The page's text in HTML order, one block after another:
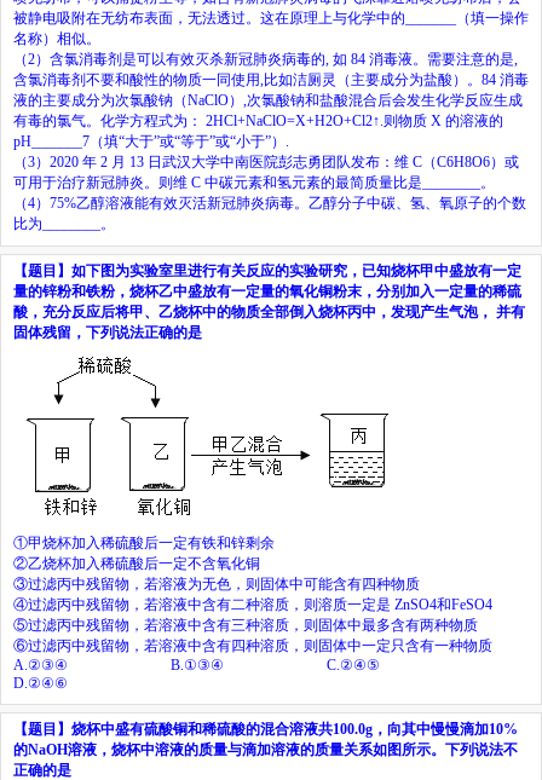
被静电吸附在无纺布表面，无法透过。这在原理上与化学中的
（填一操作
名称）相似。
（2）含氯消毒剂是可以有效灭杀新冠肺炎病毒的 如 84 消毒液。需要注意的是
含氯消毒剂不要和酸性的物质一同使用 比如洁厕灵（主要成分为盐酸）。 84 消毒
液的主要成分为次氯酸钠（NaClO）
次氯酸钠和盐酸混合后会发生化学反应生成
有毒的氯气。化学方程式为： 2HCl+NaClO=X+H2O+Cl2↑. 则物质 X 的溶液的
pH
7 （填“大于”或“等于”或“小于”）
（3） 2020 年 2 月 13 日武汉大学中南医院彭志勇团队发布：维 C （C6H8O6）或
可用于治疗新冠肺炎。则维 C 中碳元素和氢元素的最简质量比是
。
（4） 75%乙醇溶液能有效灭活新冠肺炎病毒。乙醇分子中碳、氢、氧原子的个数
比为
。
【题目】 如下图为实验室里进行有关反应的实验研究，已知烧杯甲中盛放有一定
量的锌粉和铁粉，烧杯乙中盛放有一定量的氧化铜粉末，分别加入一定量的稀硫
酸，充分反应后将甲、乙烧杯中的物质全部倒入烧杯丙中，发现产生气泡， 并有
固体残留，下列说法正确的是
①甲烧杯加入稀硫酸后一定有铁和锌剩余
②乙烧杯加入稀硫酸后一定不含氧化铜
③过滤丙中残留物，若溶液为无色，则固体中可能含有四种物质
④过滤丙中残留物，若溶液中含有二种溶质，则溶质一定是 ZnSO4和FeSO4
⑤过滤丙中残留物，若溶液中含有三种溶质，则固体中最多含有两种物质
⑥过滤丙中残留物，若溶液中含有四种溶质，则固体中一定只含有一种物质
A. ②③④ B. ①③④ C. ②④⑤
D. ②④⑥
【题目】 烧杯中盛有硫酸铜和稀硫酸的混合溶液共100.0g ，向其中慢慢滴加10%
的NaOH溶液，烧杯中溶液的质量与滴加溶液的质量关系如图所示。下列说法不
正确的是